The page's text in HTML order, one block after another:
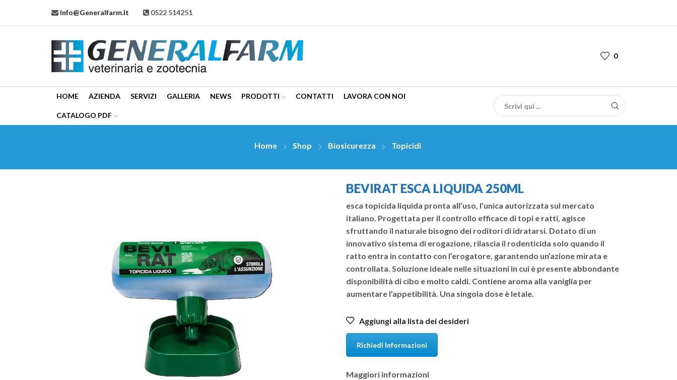
Info@generalfarm.it 0522 514251
0
HOME AZIENDA SERVIZI GALLERIA NEWS PRODOTTI CONTATTI LAVORA CON NOI
CATALOGO PDF
Home Shop Biosicurezza Topicidi
BEVIRAT ESCA LIQUIDA 250ML
esca topicida liquida pronta all’uso, l’unica autorizzata sul mercato
italiano. Progettata per il controllo efficace di topi e ratti, agisce
sfruttando il naturale bisogno dei roditori di idratarsi. Dotato di un
innovativo sistema di erogazione, rilascia il rodenticida solo quando il
ratto entra in contatto con l’erogatore, garantendo un’azione mirata e
controllata. Soluzione ideale nelle situazioni in cui è presente abbondante
disponibilità di cibo e molto caldi. Contiene aroma alla vaniglia per
aumentare l’appetibilità. Una singola dose è letale.
Aggiungi alla lista dei desideri
Richiedi Informazioni
Maggiori informazioni